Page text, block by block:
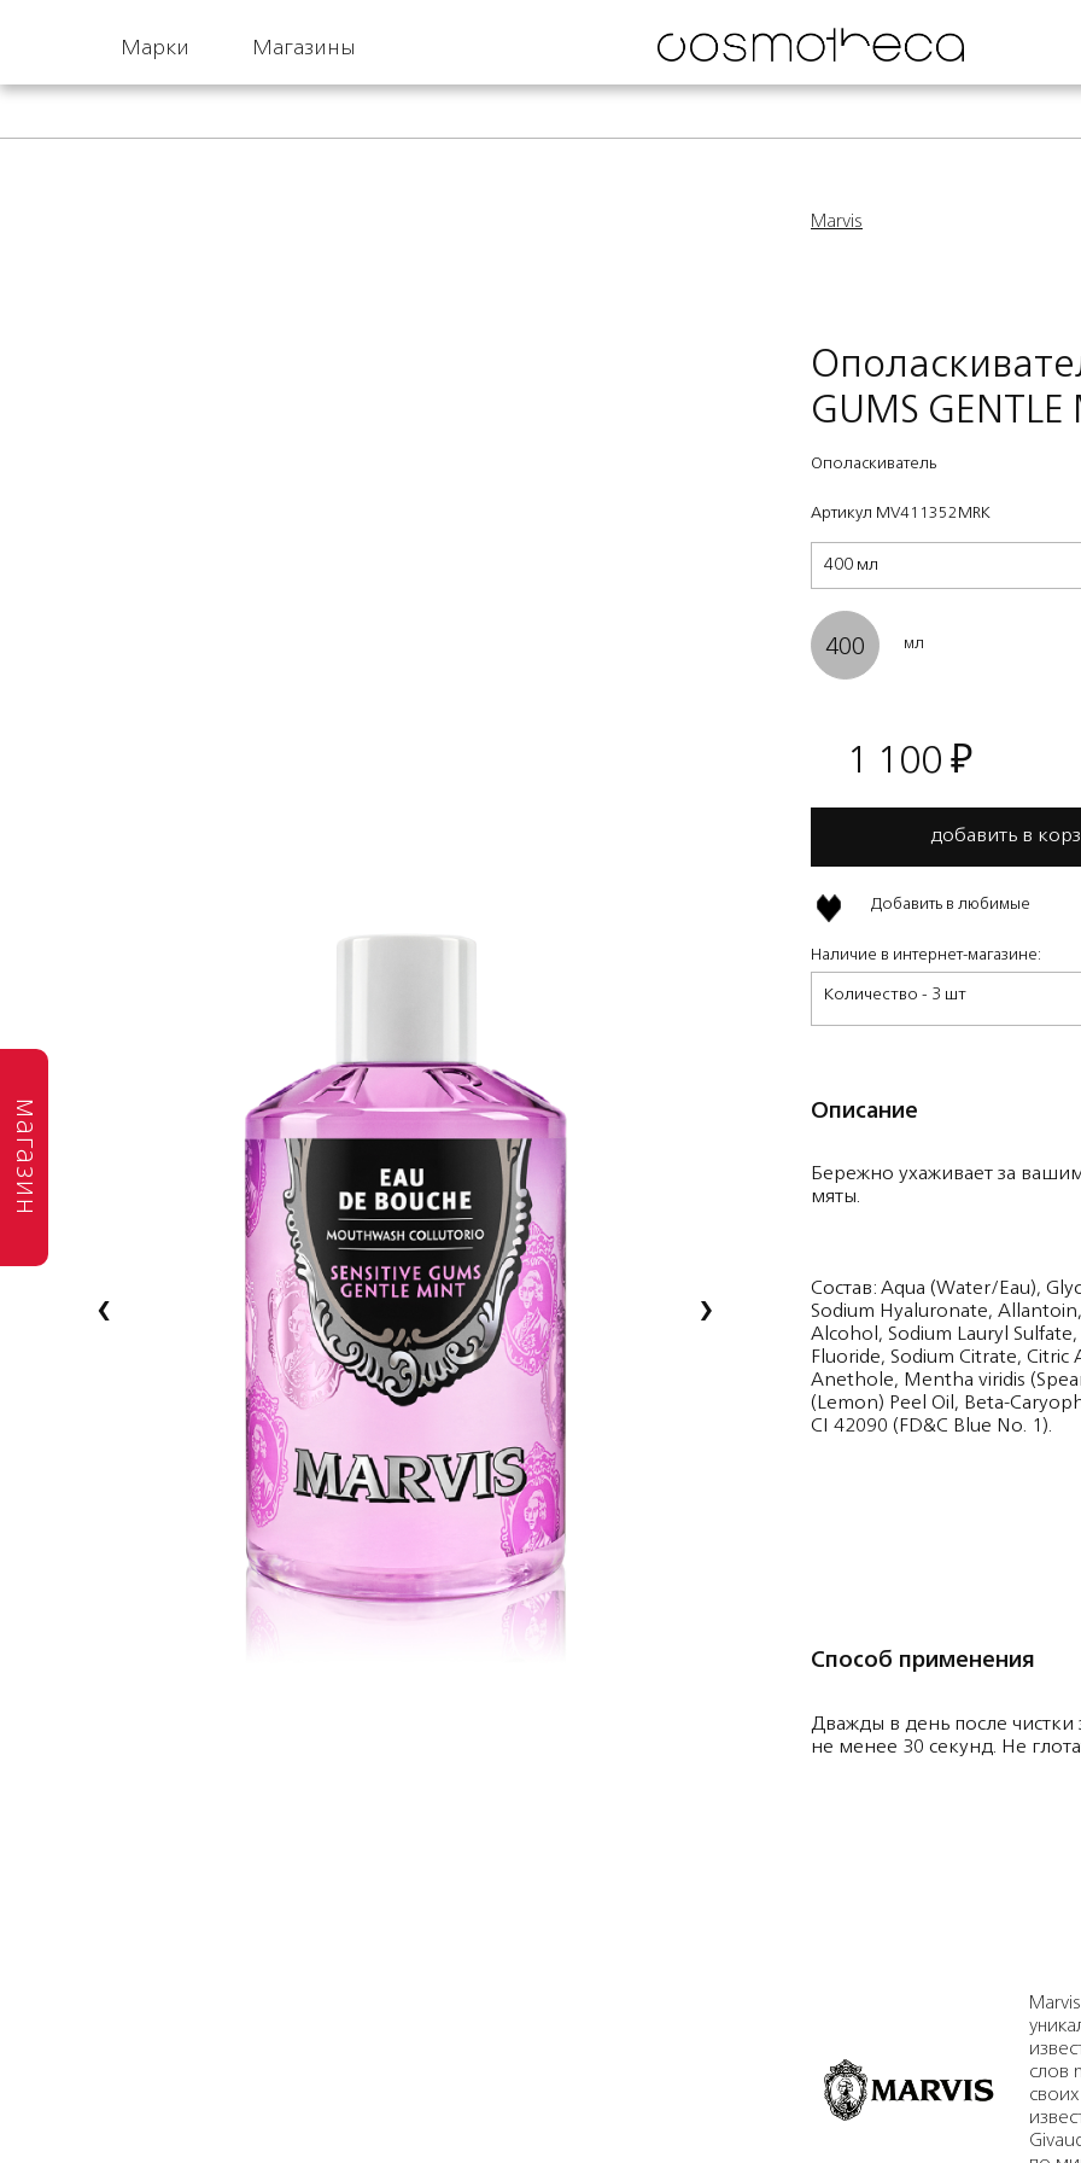
Марки Магазины
магазин
‹ ›
Marvis
GUMS GENTLE
Ополаскиватель
Артикул MV411352MRK
400 мл
400 мл
1 100 ₽
добавить в
Добавить в любимые
Наличие в интернет-магазине:
Количество - 3 шт
Описание
Бережно ухаживает за
мяты.
Состав: Aqua (Water/Eau),
Sodium Hyaluronate,
Alcohol, Sodium Lauryl
Fluoride, Sodium Citrate,
Anethole, Mentha viridis
(Lemon) Peel Oil, Beta-
CI 42090 (FD&C Blue No. 1).
Способ применения
Дважды в день после чистки
не менее 30 секунд. Не
слов